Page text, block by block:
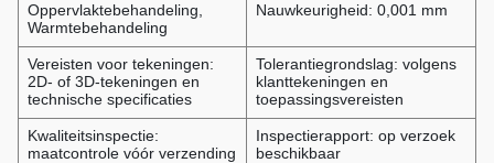
Oppervlaktebehandeling,
Warmtebehandeling
Nauwkeurigheid: 0,001 mm
Vereisten voor tekeningen:
2D- of 3D-tekeningen en
technische specificaties
Tolerantiegrondslag: volgens
klanttekeningen en
toepassingsvereisten
Kwaliteitsinspectie:
maatcontrole vóór verzending
Inspectierapport: op verzoek
beschikbaar